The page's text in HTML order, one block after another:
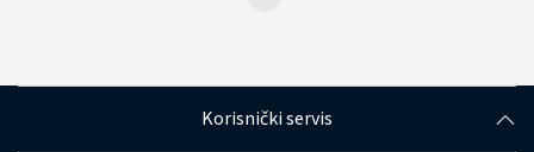
Korisnički servis